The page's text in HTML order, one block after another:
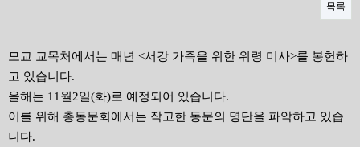
목록
모교 교목처에서는 매년 <서강 가족을 위한 위령 미사>를 봉헌하
고 있습니다.
올해는 11월2일(화)로 예정되어 있습니다.
이를 위해 총동문회에서는 작고한 동문의 명단을 파악하고 있습
니다.